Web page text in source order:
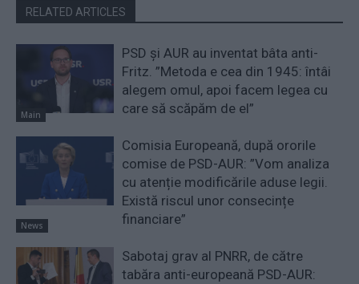
RELATED ARTICLES
Main
PSD și AUR au inventat bâta anti-
Fritz. ”Metoda e cea din 1945: întâi
alegem omul, apoi facem legea cu
care să scăpăm de el”
News
Comisia Europeană, după ororile
comise de PSD-AUR: ”Vom analiza
cu atenție modificările aduse legii.
Există riscul unor consecințe
financiare”
Sabotaj grav al PNRR, de către
tabăra anti-europeană PSD-AUR: